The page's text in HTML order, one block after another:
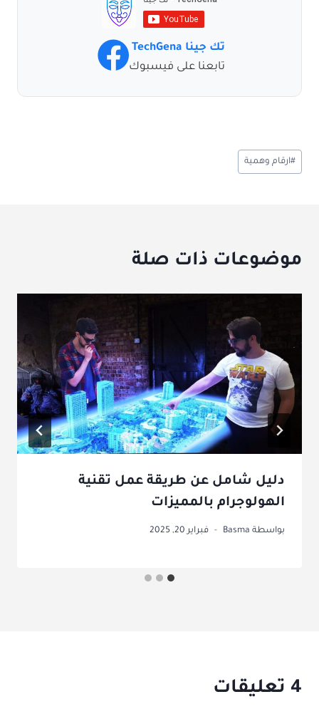
تك جينا TechGena
تابعنا على فيسبوك
وسوم
المقال:
#ارقام وهمية
موضوعات ذات صلة
دليل شامل عن طريقة عمل تقنية
الهولوجرام بالمميزات
بواسطة Basma فبراير 20, 2025
4 تعليقات